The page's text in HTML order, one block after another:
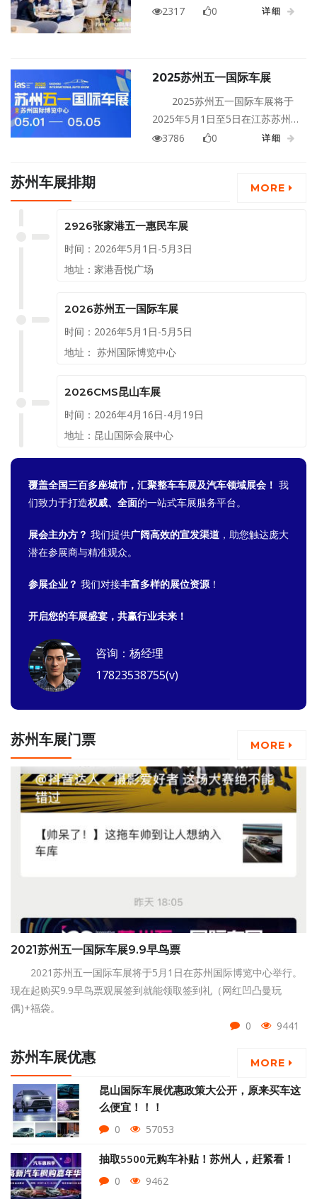
盛大开场，上海车展同款新车‌、‌
新车？苏州五一国际车展为你圆
梦！‌小米YU7、问界M8、极氪
007GT、昊铂HL、领克900、腾
势N9、乐道L90、AUDI E量产
2317 0 详细
2025苏州五一国际车展
2025苏州五一国际车展将于
2025年5月1日至5日在江苏苏州
国际博览中心盛大举行！
3786 0 详细
苏州车展排期 MORE
2926张家港五一惠民车展
时间：2026年5月1日-5月3日
地址：家港吾悦广场
2026苏州五一国际车展
时间：2026年5月1日-5月5日
地址： 苏州国际博览中心
2026CMS昆山车展
时间：2026年4月16日-4月19日
地址：昆山国际会展中心
覆盖全国三百多座城市，汇聚整车车展及汽车领域展会！ 我
们致力于打造权威、全面的一站式车展服务平台。
展会主办方？ 我们提供广阔高效的宣发渠道 ，助您触达庞大
潜在参展商与精准观众。
参展企业？ 我们对接丰富多样的展位资源！
开启您的车展盛宴，共赢行业未来！
咨询：杨经理
17823538755(v)
苏州车展门票 MORE
2021苏州五一国际车展9.9早鸟票
2021苏州五一国际车展将于5月1日在苏州国际博览中心举行。
现在起购买9.9早鸟票观展签到就能领取签到礼（网红凹凸曼玩
偶)+福袋。
0
9441
苏州车展优惠 MORE
昆山国际车展优惠政策大公开，原来买车这
么便宜！！！
0 57053
抽取5500元购车补贴！苏州人，赶紧看！
0 9462